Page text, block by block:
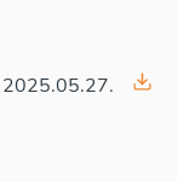
2025.05.27.